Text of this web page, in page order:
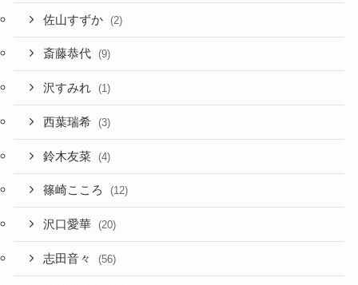
佐山すずか (2)
斎藤恭代 (9)
沢すみれ (1)
西葉瑞希 (3)
鈴木友菜 (4)
篠崎こころ (12)
沢口愛華 (20)
志田音々 (56)